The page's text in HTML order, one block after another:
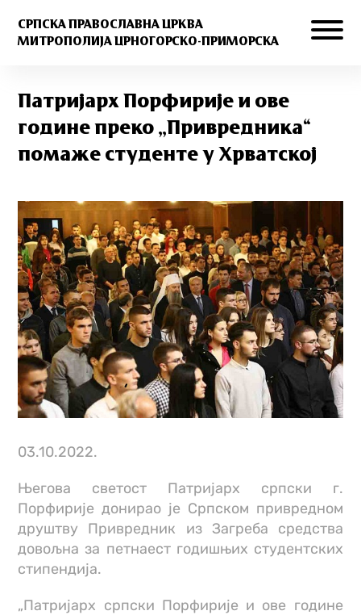
СРПСКА ПРАВОСЛАВНА ЦРКВА
МИТРОПОЛИЈА ЦРНОГОРСКО-ПРИМОРСКА
Патријарх Порфирије и ове
године преко „Привредника“
помаже студенте у Хрватској
03.10.2022.
Његова светост Патријарх српски г.
Порфирије донирао је Српском привредном
друштву Привредник из Загреба средства
довољна за петнаест годишњих студентских
стипендија.
„Патријарх српски Порфирије и ове године